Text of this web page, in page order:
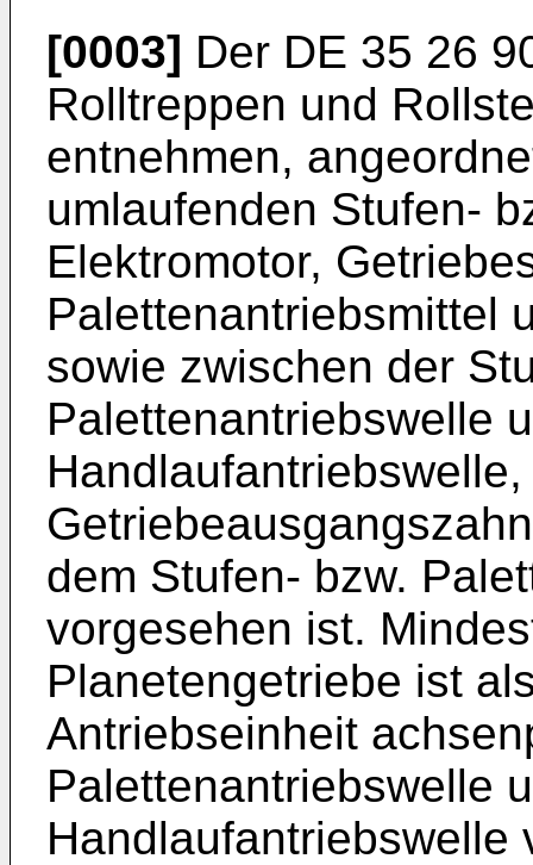
[0003] Der DE 35 26
Rolltreppen und
entnehmen,
umlaufenden Stufen-
Elektromotor,
Palettenantriebsmittel
sowie zwischen der
Palettenantriebswelle
dem Stufen- bzw.
vorgesehen ist.
Planetengetriebe ist
Antriebseinheit
Palettenantriebswelle
Handlaufantriebswelle